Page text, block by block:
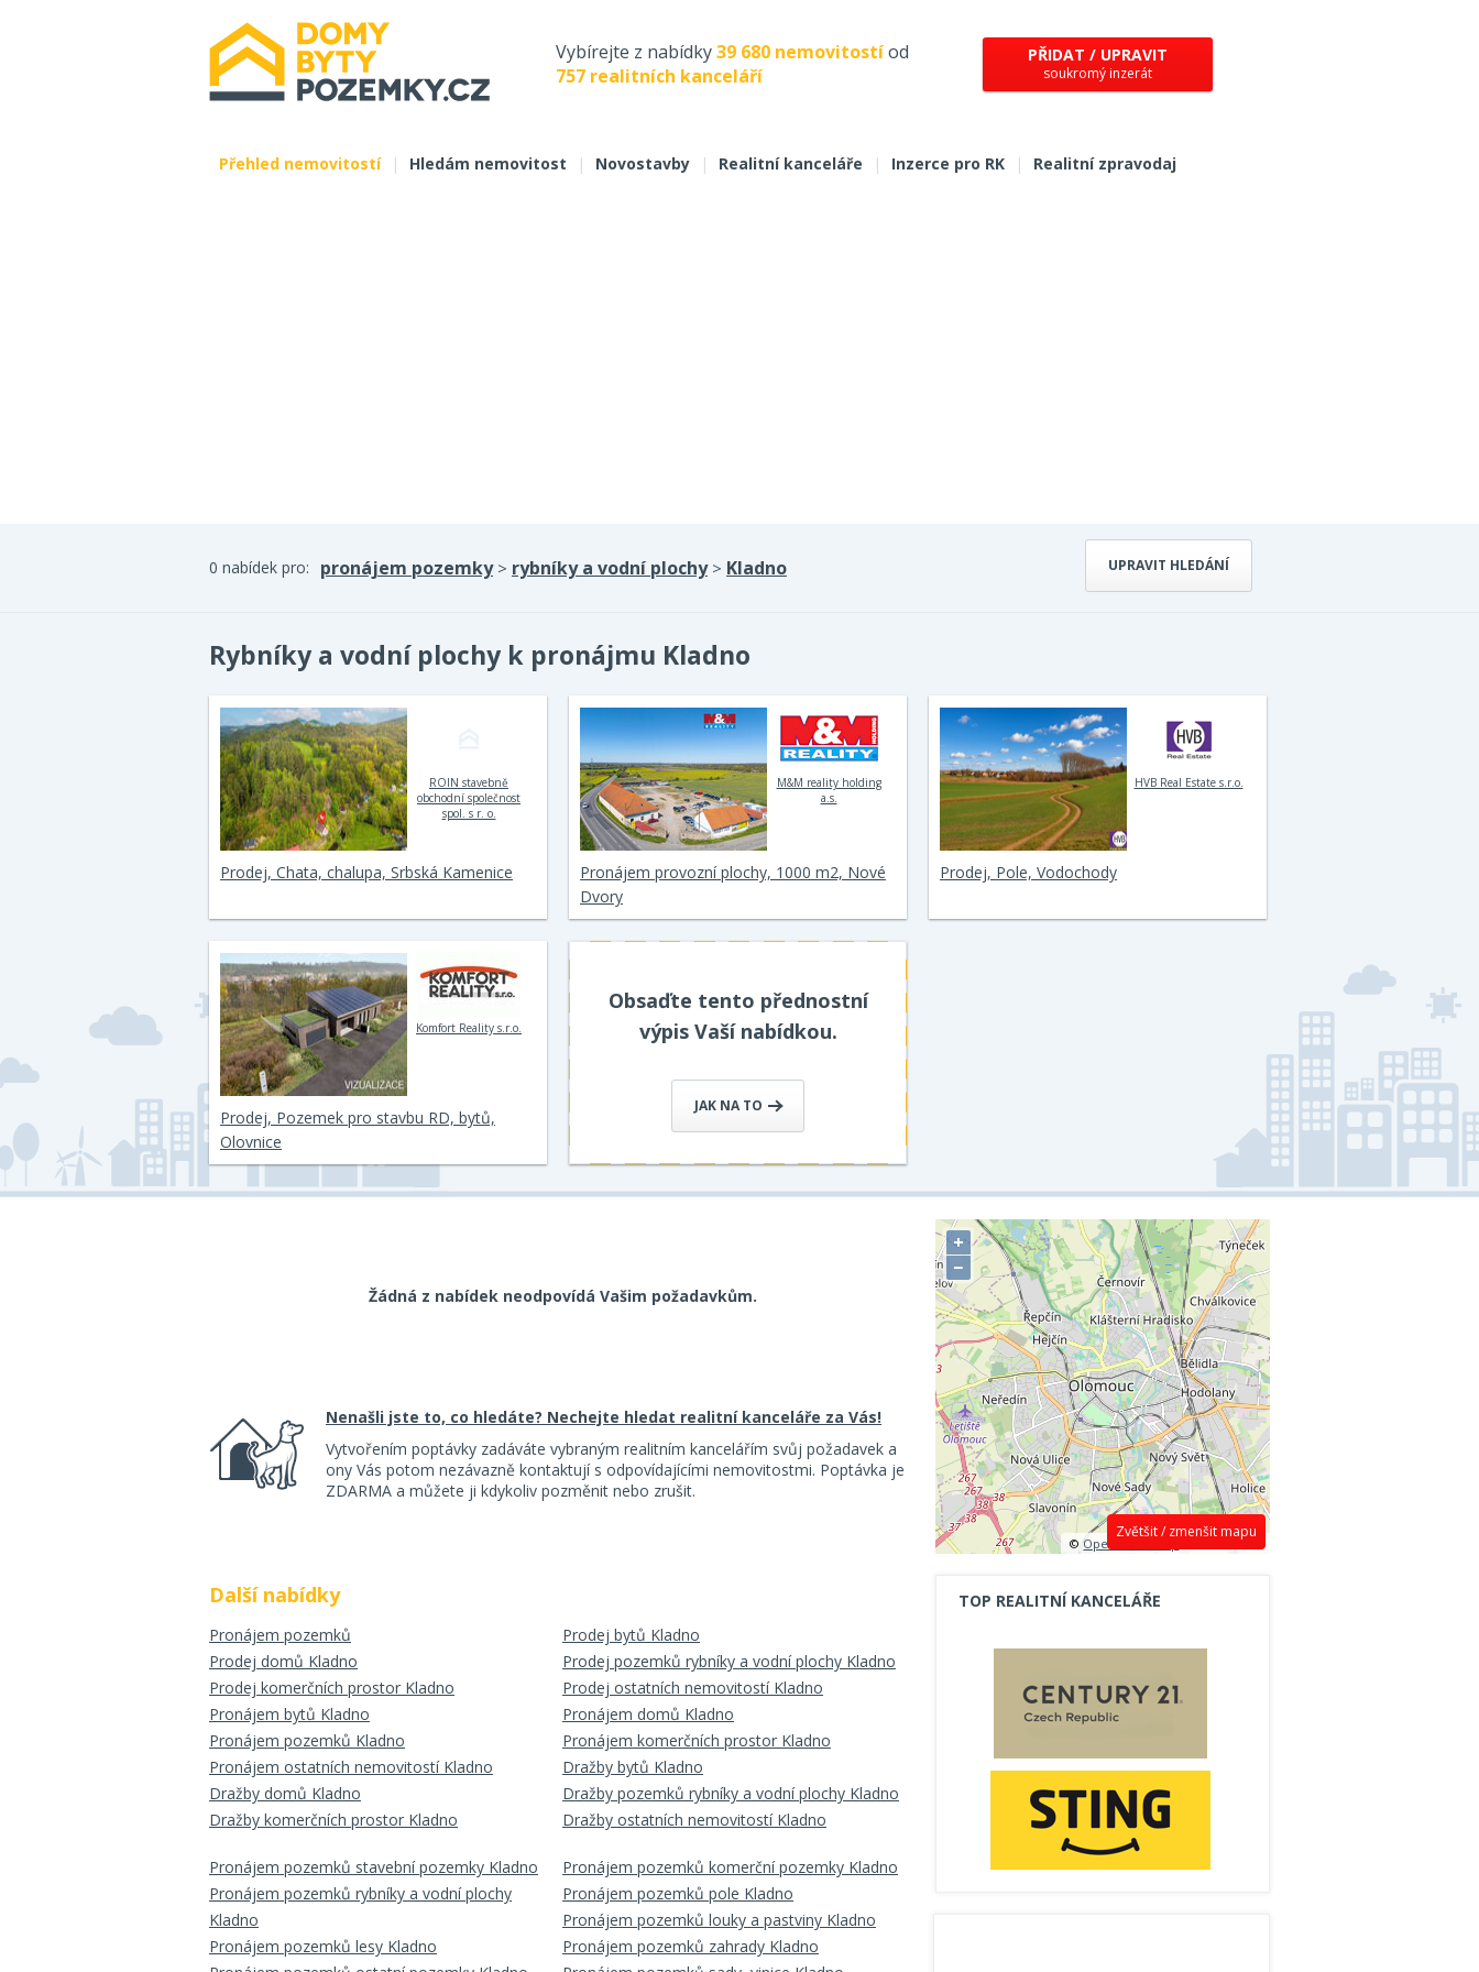
Vybírejte z nabídky39 680 nemovitostíod
757 realitních kanceláří
PŘIDAT / UPRAVIT
soukromý inzerát
Přehled nemovitostí | Hledám nemovitost | Novostavby | Realitní kanceláře | Inzerce pro RK | Realitní zpravodaj
UPRAVIT HLEDÁNÍ
0 nabídek pro: pronájem pozemky> rybníky a vodní plochy> Kladno
Rybníky a vodní plochy k pronájmu Kladno
ROIN stavebně
obchodní společnost
spol. s r. o.
Prodej, Chata, chalupa, Srbská Kamenice
M&M reality holding
a.s.
Pronájem provozní plochy, 1000 m2, Nové
Dvory
HVB Real Estate s.r.o.
Prodej, Pole, Vodochody
Komfort Reality s.r.o.
Prodej, Pozemek pro stavbu RD, bytů,
Olovnice
Obsaďte tento přednostní
výpis Vaší nabídkou.
JAK NA TO
Žádná z nabídek neodpovídá Vašim požadavkům.
Nenašli jste to, co hledáte? Nechejte hledat realitní kanceláře za Vás!
Vytvořením poptávky zadáváte vybraným realitním kancelářím svůj požadavek a
ony Vás potom nezávazně kontaktují s odpovídajícími nemovitostmi. Poptávka je
ZDARMA a můžete ji kdykoliv pozměnit nebo zrušit.
Další nabídky
Pronájem pozemků
Prodej bytů Kladno
Prodej domů Kladno
Prodej pozemků rybníky a vodní plochy Kladno
Prodej komerčních prostor Kladno
Prodej ostatních nemovitostí Kladno
Pronájem bytů Kladno
Pronájem domů Kladno
Pronájem pozemků Kladno
Pronájem komerčních prostor Kladno
Pronájem ostatních nemovitostí Kladno
Dražby bytů Kladno
Dražby domů Kladno
Dražby pozemků rybníky a vodní plochy Kladno
Dražby komerčních prostor Kladno
Dražby ostatních nemovitostí Kladno
Pronájem pozemků stavební pozemky Kladno
Pronájem pozemků komerční pozemky Kladno
Pronájem pozemků rybníky a vodní plochy
Kladno
Pronájem pozemků pole Kladno
Pronájem pozemků louky a pastviny Kladno
Pronájem pozemků lesy Kladno
Pronájem pozemků zahrady Kladno
Zvětšit / zmenšit mapu
+
−
©OpenStreetMap contributors.
TOP REALITNÍ KANCELÁŘE